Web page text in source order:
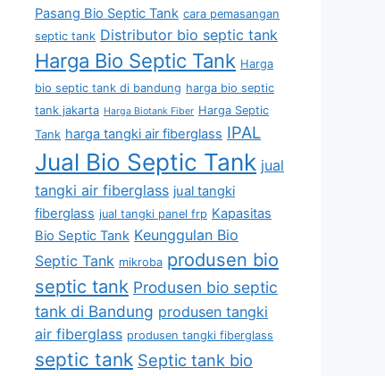
Pasang Bio Septic Tank cara pemasangan
septic tank Distributor bio septic tank
Harga Bio Septic Tank Harga
bio septic tank di bandung harga bio septic
tank jakarta Harga Biotank Fiber Harga Septic
Tank harga tangki air fiberglass IPAL
Jual Bio Septic Tank jual
tangki air fiberglass jual tangki
fiberglass jual tangki panel frp Kapasitas
Bio Septic Tank Keunggulan Bio
Septic Tank mikroba produsen bio
septic tank Produsen bio septic
tank di Bandung produsen tangki
air fiberglass produsen tangki fiberglass
septic tank Septic tank bio